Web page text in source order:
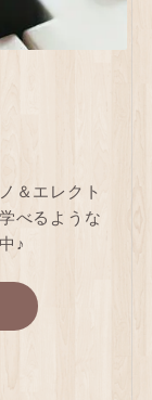
＆エレクト
べるような
♪